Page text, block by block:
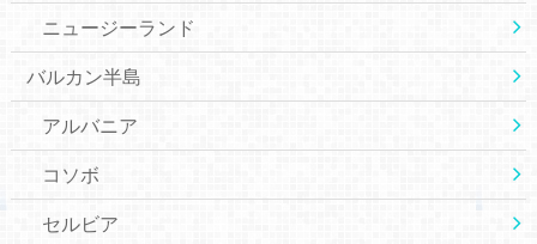
ニュージーランド
バルカン半島
アルバニア
コソボ
セルビア